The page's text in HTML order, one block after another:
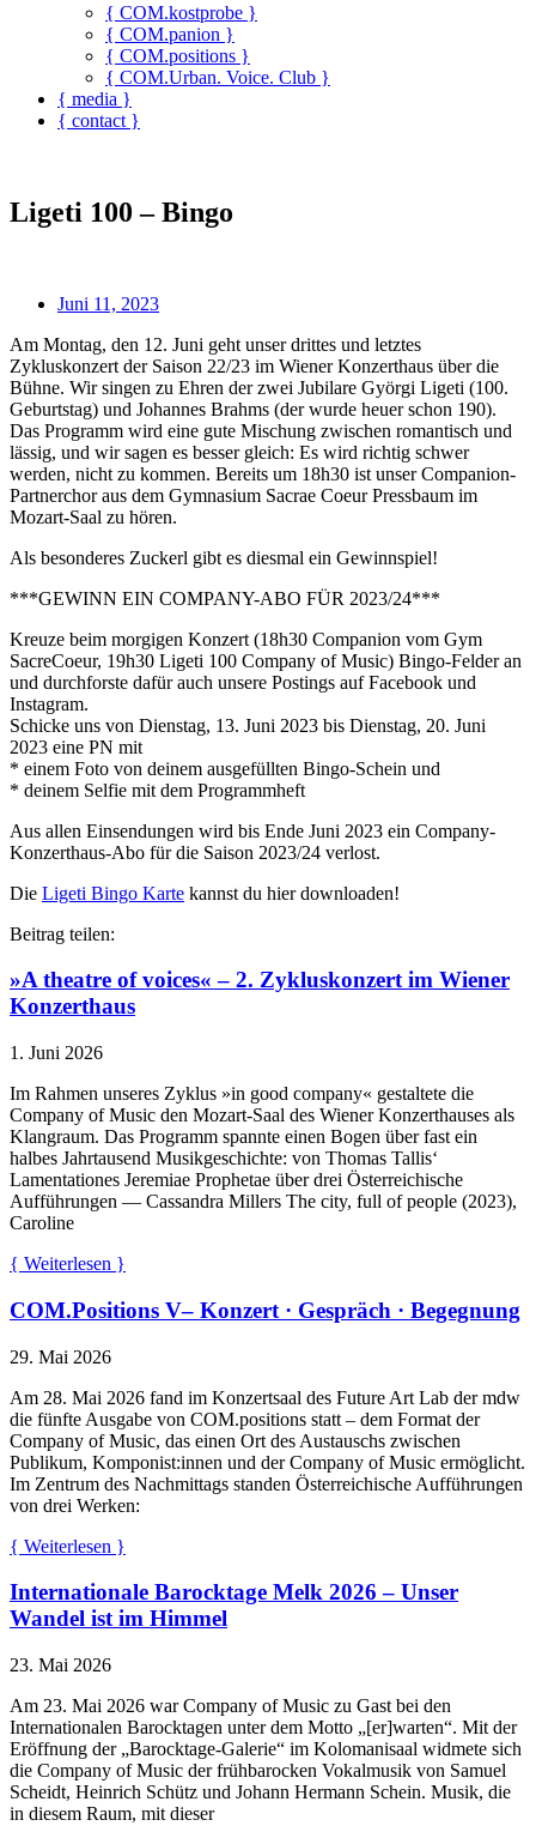
{ COM.kostprobe }
{ COM.panion }
{ COM.positions }
{ COM.Urban. Voice. Club }
{ media }
{ contact }
Ligeti 100 – Bingo
Juni 11, 2023
Am Montag, den 12. Juni geht unser drittes und letztes
Zykluskonzert der Saison 22/23 im Wiener Konzerthaus über die
Bühne. Wir singen zu Ehren der zwei Jubilare Györgi Ligeti (100.
Geburtstag) und Johannes Brahms (der wurde heuer schon 190).
Das Programm wird eine gute Mischung zwischen romantisch und
lässig, und wir sagen es besser gleich: Es wird richtig schwer
werden, nicht zu kommen. Bereits um 18h30 ist unser Companion-
Partnerchor aus dem Gymnasium Sacrae Coeur Pressbaum im
Mozart-Saal zu hören.
Als besonderes Zuckerl gibt es diesmal ein Gewinnspiel!
***GEWINN EIN COMPANY-ABO FÜR 2023/24***
Kreuze beim morgigen Konzert (18h30 Companion vom Gym
SacreCoeur, 19h30 Ligeti 100 Company of Music) Bingo-Felder an
und durchforste dafür auch unsere Postings auf Facebook und
Instagram.
Schicke uns von Dienstag, 13. Juni 2023 bis Dienstag, 20. Juni
2023 eine PN mit
* einem Foto von deinem ausgefüllten Bingo-Schein und
* deinem Selfie mit dem Programmheft
Aus allen Einsendungen wird bis Ende Juni 2023 ein Company-
Konzerthaus-Abo für die Saison 2023/24 verlost.
Die Ligeti Bingo Karte kannst du hier downloaden!
Beitrag teilen:
»A theatre of voices« – 2. Zykluskonzert im Wiener
Konzerthaus
1. Juni 2026
Im Rahmen unseres Zyklus »in good company« gestaltete die
Company of Music den Mozart-Saal des Wiener Konzerthauses als
Klangraum. Das Programm spannte einen Bogen über fast ein
halbes Jahrtausend Musikgeschichte: von Thomas Tallis‘
Lamentationes Jeremiae Prophetae über drei Österreichische
Aufführungen — Cassandra Millers The city, full of people (2023),
Caroline
{ Weiterlesen }
COM.Positions V– Konzert · Gespräch · Begegnung
29. Mai 2026
Am 28. Mai 2026 fand im Konzertsaal des Future Art Lab der mdw
die fünfte Ausgabe von COM.positions statt – dem Format der
Company of Music, das einen Ort des Austauschs zwischen
Publikum, Komponist:innen und der Company of Music ermöglicht.
Im Zentrum des Nachmittags standen Österreichische Aufführungen
von drei Werken:
{ Weiterlesen }
Internationale Barocktage Melk 2026 – Unser
Wandel ist im Himmel
23. Mai 2026
Am 23. Mai 2026 war Company of Music zu Gast bei den
Internationalen Barocktagen unter dem Motto „[er]warten“. Mit der
Eröffnung der „Barocktage-Galerie“ im Kolomanisaal widmete sich
die Company of Music der frühbarocken Vokalmusik von Samuel
Scheidt, Heinrich Schütz und Johann Hermann Schein. Musik, die
in diesem Raum, mit dieser